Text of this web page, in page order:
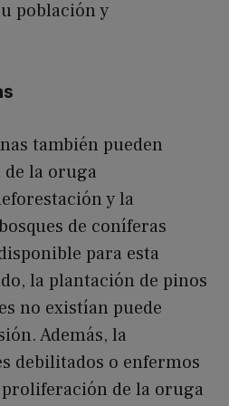
población y
también pueden
la oruga
y la
de coníferas
para esta
la plantación de pinos
no existían puede
Además, la
debilitados o enfermos
de la oruga